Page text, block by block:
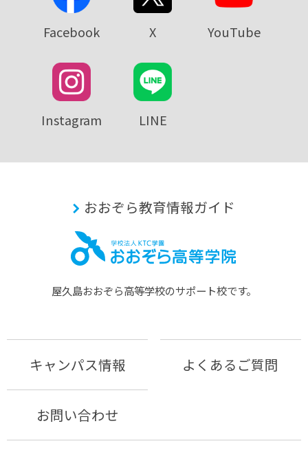
Facebook X YouTube
Instagram LINE
おおぞら教育情報ガイド
屋久島おおぞら⾼等学校のサポート校です。
キャンパス情報 よくあるご質問
お問い合わせ